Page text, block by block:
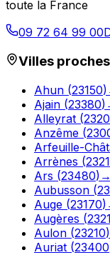
toute la France
09 72 64 99 00
Villes
Ahun (23150)
Ajain (23380)
Alleyrat (
Anzême (
Arfeuille-
Arrènes (
Ars (23480) →
Aubusson (
Auge (23170)
Augères (
Aulon (23210)
Auriat (23400